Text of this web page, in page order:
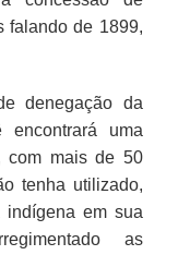
falando de 1899,
denegação da
encontrará uma
com mais de 50
tenha utilizado,
indígena em sua
as